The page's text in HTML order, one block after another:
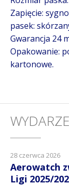
Zapięcie:
pasek:
Gwarancja 24
Opakowanie:
kartonowe.
28 czerwca 2026
Aerowatch
Ligi 2025/